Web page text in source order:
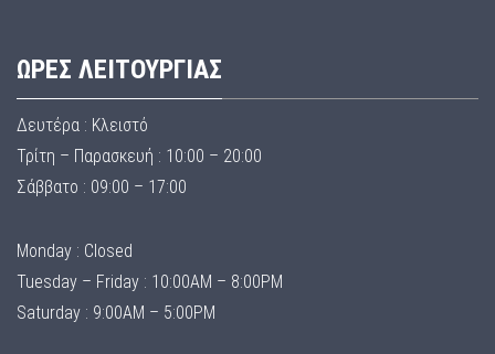
ΩΡΕΣ ΛΕΙΤΟΥΡΓΙΑΣ
Δευτέρα : Κλειστό
Τρίτη – Παρασκευή : 10:00 – 20:00
Σάββατο : 09:00 – 17:00
Monday : Closed
Tuesday – Friday : 10:00AM – 8:00PM
Saturday : 9:00AM – 5:00PM